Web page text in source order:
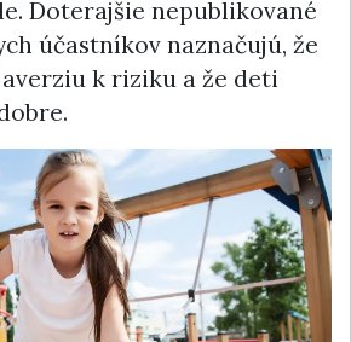
Doterajšie nepublikované
účastníkov naznačujú, že
k riziku a že deti